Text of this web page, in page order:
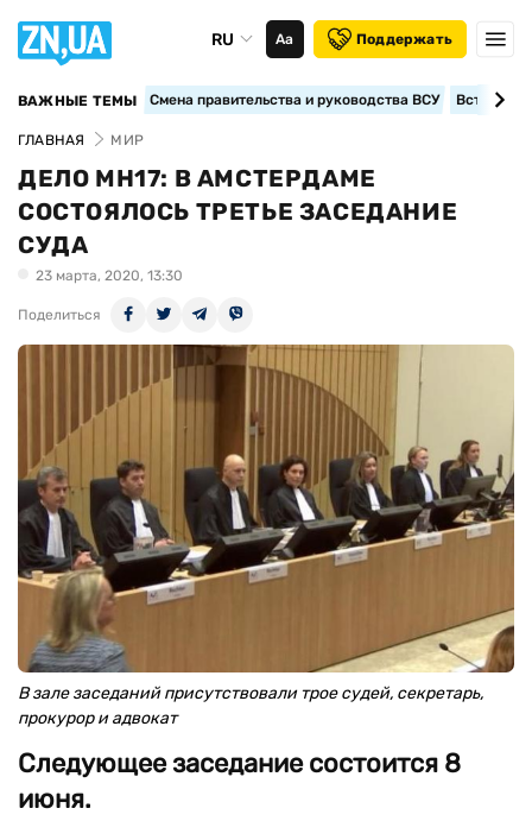
RU Аа Поддержать
ВАЖНЫЕ ТЕМЫ Смена правительства и руководства ВСУ
ГЛАВНАЯ МИР
ДЕЛО МН17: В АМСТЕРДАМЕ
СОСТОЯЛОСЬ ТРЕТЬЕ ЗАСЕДАНИЕ
СУДА
23 марта, 2020, 13:30
Поделиться
В зале заседаний присутствовали трое судей, секретарь,
прокурор и адвокат
Следующее заседание состоится 8
июня.